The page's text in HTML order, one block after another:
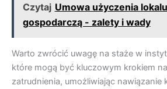
Czytaj Umowa użyczenia
gospodarczą - zalety i wady
Warto zwrócić uwagę na staże w
które mogą być kluczowym krokiem
zatrudnienia, umożliwiając nawiązanie